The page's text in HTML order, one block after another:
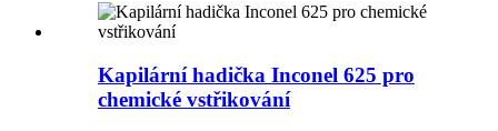
Kapilární hadička Inconel 625 pro
chemické vstřikování